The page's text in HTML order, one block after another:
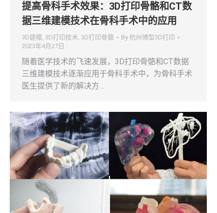
提高骨科手术效果：3D打印骨骼和CT数
据三维建模技术在骨科手术中的应用
3D建模, 3D打印技术, 3D打印骨骼 By 杭州博型3D打印
2023年4月27日
随着医学技术的飞速发展，3D打印骨骼和CT数据
三维建模技术逐渐应用于骨科手术中，为骨科手术
医生提供了新的解决方…